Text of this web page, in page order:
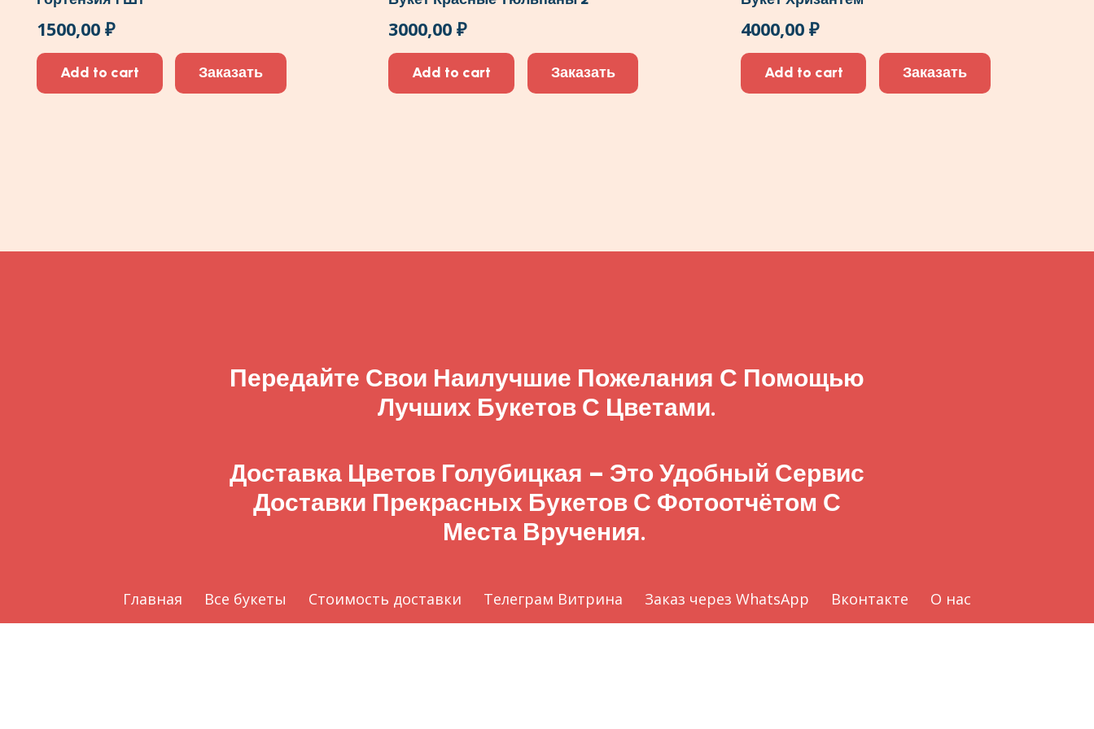
1500,00 ₽
Add to cart Заказать
3000,00₽
Add to cart Заказать
4000,00 ₽
Add to cart Заказать
Передайте Свои Наилучшие Пожелания С Помощью
Лучших Букетов С Цветами.
Доставка Цветов Голубицкая – Это Удобный Сервис
Доставки Прекрасных Букетов С Фотоотчётом С
Места Вручения.
Главная Все букеты Стоимость доставки Телеграм Витрина Заказ через WhatsApp Вконтакте О нас